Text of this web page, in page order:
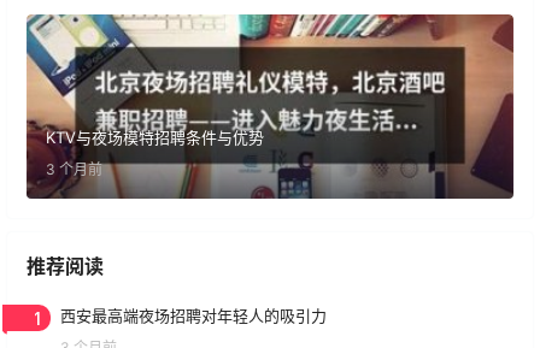
KTV与夜场模特招聘条件与优势
3 个月前
推荐阅读
1 西安最高端夜场招聘对年轻人的吸引力